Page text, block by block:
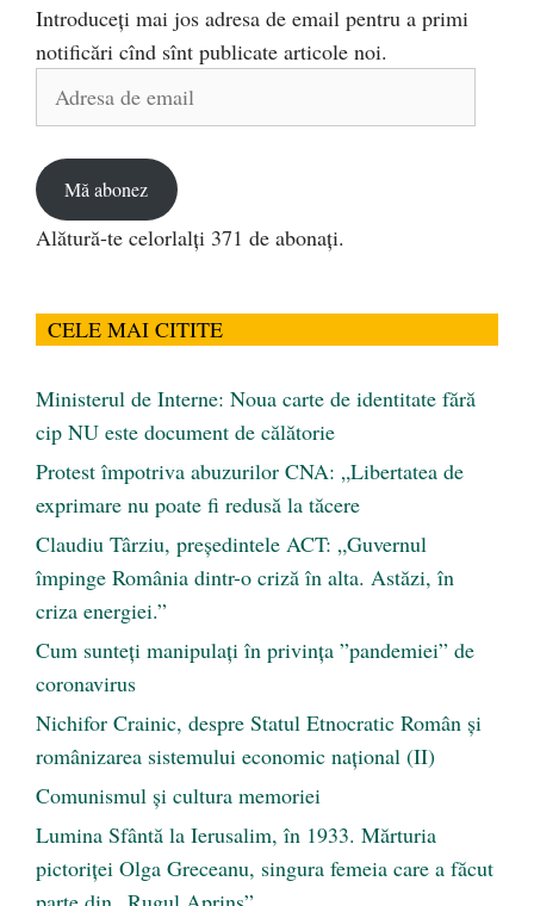
Introduceți mai jos adresa de email pentru a primi
notificări cînd sînt publicate articole noi.
Adresa
Mă abonez
Alătură-te celorlalți 371 de abonați.
CELE MAI CITITE
Ministerul de Interne: Noua carte de identitate fără
cip NU este document de călătorie
Protest împotriva abuzurilor CNA: „Libertatea de
exprimare nu poate fi redusă la tăcere
Claudiu Târziu, președintele ACT: „Guvernul
împinge România dintr-o criză în alta. Astăzi, în
criza energiei.”
Cum sunteți manipulați în privința ”pandemiei” de
coronavirus
Nichifor Crainic, despre Statul Etnocratic Român şi
românizarea sistemului economic naţional (II)
Comunismul şi cultura memoriei
Lumina Sfântă la Ierusalim, în 1933. Mărturia
pictoriței Olga Greceanu, singura femeia care a făcut